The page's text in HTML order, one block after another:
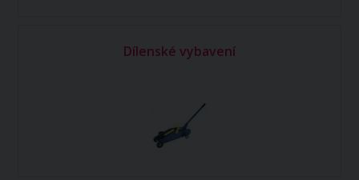
Dílenské vybavení